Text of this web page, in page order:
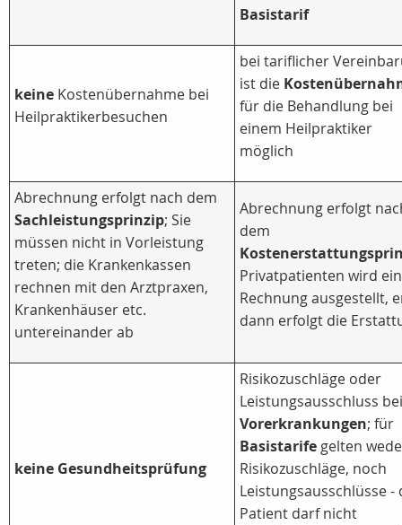
Basistarif
keine Kostenübernahme bei
Heilpraktikerbesuchen
bei tariflicher
ist die
für die Behandlung bei
einem Heilpraktiker
möglich
Abrechnung erfolgt nach dem
Sachleistungsprinzip; Sie
müssen nicht in Vorleistung
treten; die Krankenkassen
rechnen mit den Arztpraxen,
Krankenhäuser etc.
untereinander ab
Abrechnung erfolgt
dem
Privatpatienten wird
Rechnung ausgestellt,
dann erfolgt die
keine Gesundheitsprüfung
Risikozuschläge oder
Leistungsausschluss bei
Vorerkrankungen; für
Basistarifegelten
Risikozuschläge, noch
Leistungsausschlüsse -
Patient darf nicht